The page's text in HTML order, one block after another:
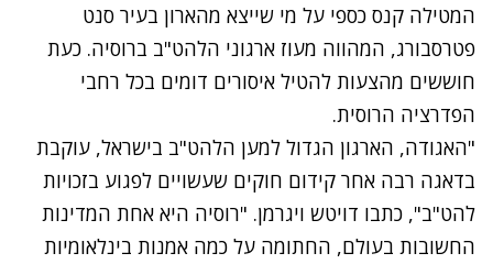
המטילה קנס כספי על מי שייצא מהארון בעיר סנט
פטרסבורג, המהווה מעוז ארגוני הלהט"ב ברוסיה. כעת
חוששים מהצעות להטיל איסורים דומים בכל רחבי
הפדרציה הרוסית.
"האגודה, הארגון הגדול למען הלהט"ב בישראל, עוקבת
בדאגה רבה אחר קידום חוקים שעשויים לפגוע בזכויות
להט"ב", כתבו דויטש ויגרמן. "רוסיה היא אחת המדינות
החשובות בעולם, החתומה על כמה אמנות בינלאומיות